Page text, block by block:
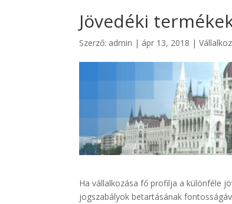
Jövedéki
Szerző: admin | ápr 13, 2018 |
Ha vállalkozása fő profilja a különféle
jogszabályok betartásának